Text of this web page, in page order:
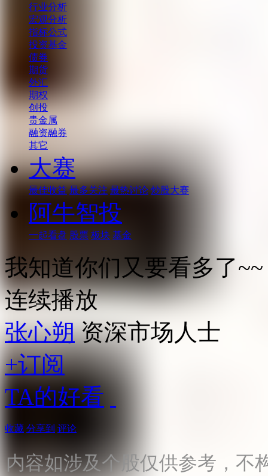
行业分析
宏观分析
指标公式
投资基金
债券
期货
外汇
期权
创投
贵金属
融资融券
其它
大赛
最佳收益 最多关注 最热讨论 炒股大赛
阿牛智投
一起看盘 股票 板块 基金
我知道你们又要看多了~~
连续播放
张心朔 资深市场人士
+订阅
TA的好看
收藏 分享到 评论
内容如涉及个股仅供参考，不